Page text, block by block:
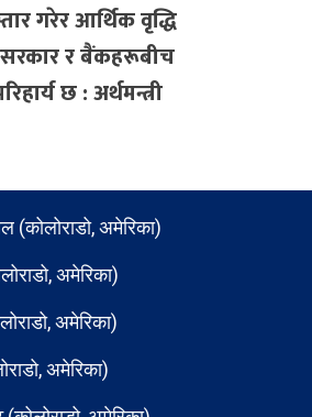
गरेर आर्थिक वृद्धि
सरकार र बैंकहरूबीच
छ : अर्थमन्त्री
(कोलोराडो, अमेरिका)
अमेरिका)
अमेरिका)
अमेरिका)